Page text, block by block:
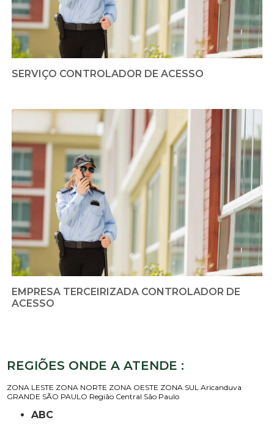
SERVIÇO CONTROLADOR DE ACESSO
EMPRESA TERCEIRIZADA CONTROLADOR DE
ACESSO
REGIÕES ONDE A ATENDE :
ZONA LESTE ZONA NORTE ZONA OESTE ZONA SUL Aricanduva
GRANDE SÃO PAULO Região Central São Paulo
ABC